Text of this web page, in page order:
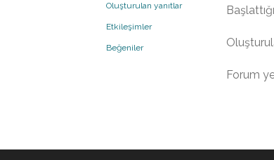
Oluşturulan yanıtlar
Etkileşimler
Beğeniler
Forum